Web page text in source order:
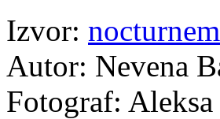
Izvor:
Autor: Nevena
Fotograf: